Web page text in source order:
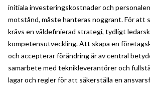
initiala investeringskostnader och
motstånd, måste hanteras noggrant. För att
krävs en väldefinierad strategi, tydligt
kompetensutveckling. Att skapa en
och accepterar förändring är av central
samarbete med teknikleverantörer och
lagar och regler för att säkerställa en